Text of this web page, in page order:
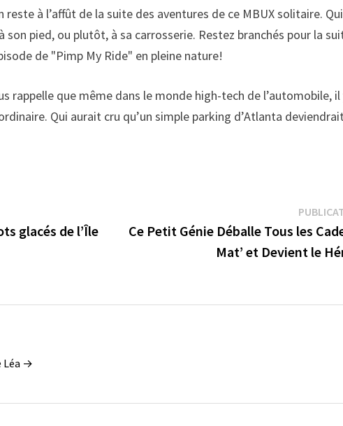
reste à l’affût de la suite des aventures de ce MBUX solitaire.
son pied, ou plutôt, à sa carrosserie. Restez branchés pour la
de "Pimp My Ride" en pleine nature!
rappelle que même dans le monde high-tech de l’automobile, il
Qui aurait cru qu’un simple parking d’Atlanta
glacés de l’Île
Ce Petit Génie Déballe Tous les
Mat’ et Devient le
Léa →